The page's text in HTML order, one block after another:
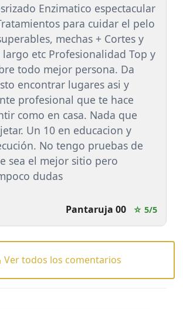
Enzimatico espectacular
para cuidar el pelo
mechas + Cortes y
largo etc Profesionalidad Top y
todo mejor persona. Da
encontrar lugares asi y
profesional que te hace
como en casa. Nada que
Un 10 en educacion y
No tengo pruebas de
sea el mejor sitio pero
dudas
Pantaruja 00 ☆ 5/5
Ver todos los comentarios